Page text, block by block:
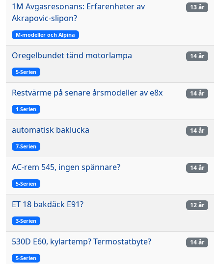
1M Avgasresonans: Erfarenheter av
Akrapovic-slipon?
M-modeller och Alpina
13 år
Oregelbundet tänd motorlampa
5-Serien
14 år
Restvärme på senare årsmodeller av e8x
1-Serien
14 år
automatisk baklucka
7-Serien
14 år
AC-rem 545, ingen spännare?
5-Serien
14 år
ET 18 bakdäck E91?
3-Serien
12 år
530D E60, kylartemp? Termostatbyte?
5-Serien
14 år